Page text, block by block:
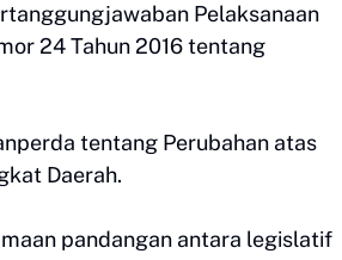
Pelaksanaan
24 Tahun 2016 tentang
tentang Perubahan atas
Daerah.
pandangan antara legislatif